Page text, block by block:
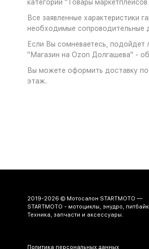
категории "Товары
Все заявленные характеристики
необходимые сопроводительные
Если Вы сомневаетесь,
"Магазин на Ozon Долгашева" -
Вы можете оформить доставку
этаж.
2019-2026 © Мотосалон STARTMOTO —
STARTMOTO - мотоциклы, энудро,
Техника, запчасти и аксессуары.
Политика персональных данных